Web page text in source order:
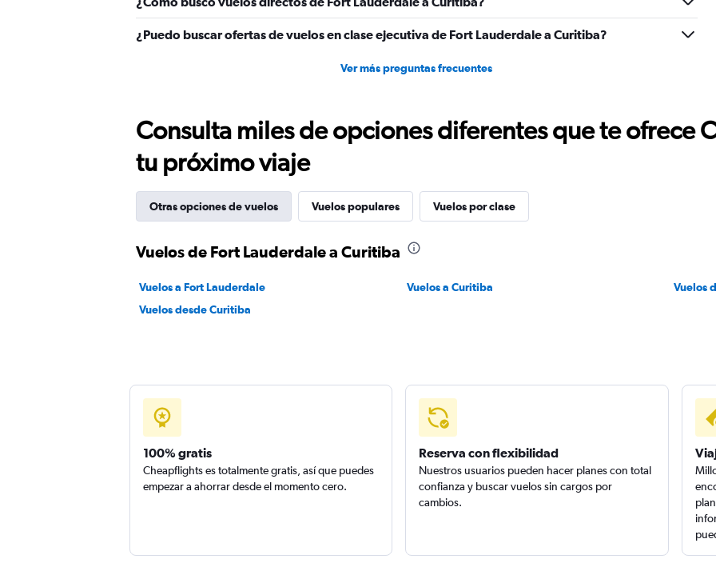
¿Puedo buscar ofertas de vuelos en clase ejecutiva de Fort Lauderdale a Curitiba?
Ver más preguntas frecuentes
Consulta miles de opciones diferentes que te ofrece
tu próximo viaje
Otras opciones de vuelos Vuelos populares Vuelos por clase
Vuelos de Fort Lauderdale a Curitiba
Vuelos a Fort Lauderdale Vuelos a Curitiba
Vuelos
Vuelos desde Curitiba
100% gratis
Cheapflights es totalmente gratis, así que puedes
empezar a ahorrar desde el momento cero.
Reserva con flexibilidad
Nuestros usuarios pueden hacer planes con total
confianza y buscar vuelos sin cargos por
cambios.